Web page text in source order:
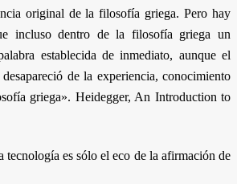
original de la filosofía griega. Pero hay
incluso dentro de la filosofía griega un
establecida de inmediato, aunque el
de la experiencia, conocimiento
griega». Heidegger, An Introduction to
tecnología es sólo el eco de la afirmación de